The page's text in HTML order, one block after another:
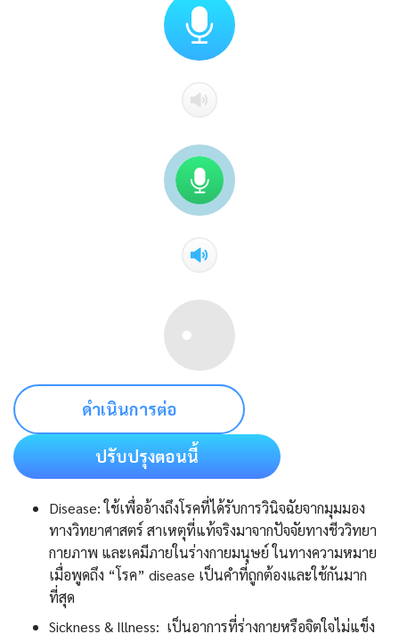
ดำเนินการต่อ
ปรับปรุงตอนนี้
Disease: ใช้เพื่ออ้างถึงโรคที่ได้รับการวินิจฉัยจากมุมมอง
ทางวิทยาศาสตร์ สาเหตุที่แท้จริงมาจากปัจจัยทางชีววิทยา
กายภาพ และเคมีภายในร่างกายมนุษย์ ในทางความหมาย
เมื่อพูดถึง “โรค” disease เป็นคำที่ถูกต้องและใช้กันมาก
ที่สุด
Sickness & Illness: เป็นอาการที่ร่างกายหรือจิตใจไม่แข็ง